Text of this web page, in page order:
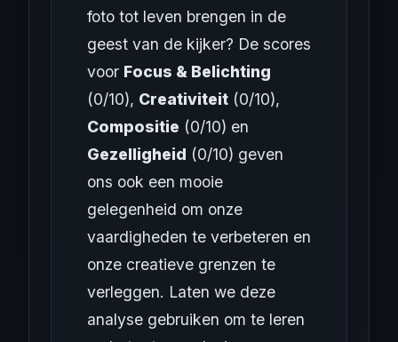
foto tot leven brengen in de
geest van de kijker? De scores
voor Focus & Belichting
(0/10), Creativiteit (0/10),
Compositie (0/10) en
Gezelligheid (0/10) geven
ons ook een mooie
gelegenheid om onze
vaardigheden te verbeteren en
onze creatieve grenzen te
verleggen. Laten we deze
analyse gebruiken om te leren